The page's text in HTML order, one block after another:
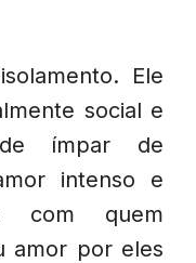
Ele
social e
ímpar de
intenso e
com quem
amor por eles